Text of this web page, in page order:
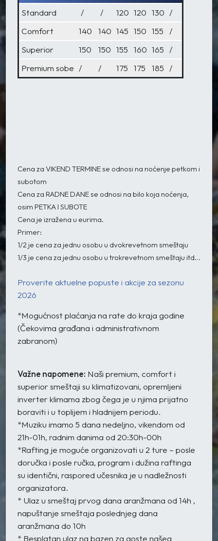
Standard
/ / 120 120 130 /
Comfort
140 140 145 150 155
/
Superior
150 150 155 160 165
/
Premium sobe / / 175 175 185 /
Cena za VIKEND TERMINE se odnosi na noćenje petkom i
subotom
Cena za RADNE DANE se odnosi na bilo koja noćenja,
osim PETKA I SUBOTE
Cena je izražena u eurima.
Primer:
1/2 je cena za jednu osobu u dvokrevetnom smeštaju
1/3 je cena za jednu osobu u trokrevetnom smeštaju itd…
Proverite aktuelne popuste i akcije za sezonu
2026
*Mogućnost plaćanja na rate do kraja godine
(Čekovima građana i administrativnom
zabranom)
Važne napomene: Naši premium, comfort i
superior smeštaji su klimatizovani, opremljeni
inverter klimama zbog čega je u njima prijatno
boraviti i u toplijem i hladnijem periodu.
*Muziku imamo 5 dana nedeljno, vikendom od
21h-01h, radnim danima od 20:30h-00h
*Rafting je moguće organizovati u 2 ture – posle
doručka i posle ručka, program i dužina raftinga
su identični, raspored učesnika je u nadležnosti
organizatora.
* Ulaz u smeštaj prvog dana aranžmana od 14h ,
napuštanje smeštaja poslednjeg dana
aranžmana do 10h
* Besplatan ulaz na bazen za goste našeg